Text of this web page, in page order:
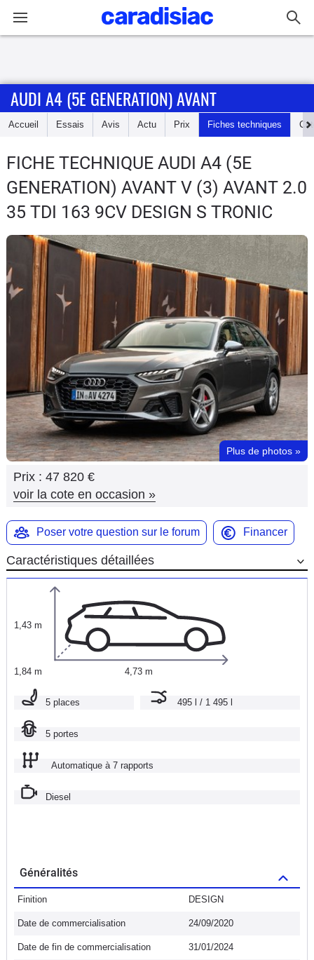
Accueil
Essais
Guide
d'achat
Electriques
Utilitaires
Flottes
Auto
Services
Forum
Moto
Marques
AUDI A4 (5E GENERATION) AVANT
Accueil Essais Avis Actu Prix Fiches techniques
FICHE TECHNIQUE AUDI A4 (5E
GENERATION) AVANT V (3) AVANT 2.0
35 TDI 163 9CV DESIGN S TRONIC
Plus de photos »
Prix : 47 820 €
voir la cote en occasion »
Poser votre question sur le forum Financer
Caractéristiques détaillées
1,43 m
1,84 m 4,73 m
5 places 495 l / 1 495 l
5 portes
Automatique à 7 rapports
Diesel
Généralités
Finition DESIGN
Date de commercialisation 24/09/2020
Date de fin de commercialisation 31/01/2024